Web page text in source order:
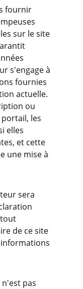
fournir
sur le site
s'engage à
fournies
actuelle.
ou
les
elles
et cette
une mise à
sera
de ce site
pas